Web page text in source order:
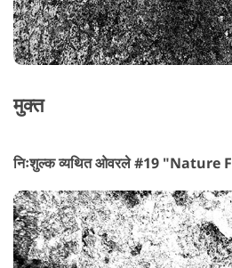
मुक्त
निःशुल्क व्यथित ओवरले #19 "Nature